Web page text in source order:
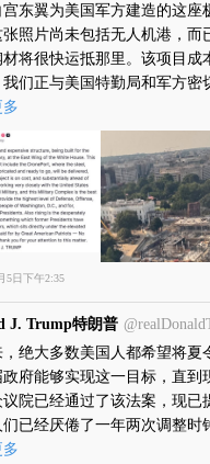
宫东翼为美国军方建造的这座
张照片尚未包括无人机港，而
材将很快运抵那里。该项目成
我们正与美国特勤局和军方密
顶尖中的顶尖！它将为华盛顿
为未来的总统们提供最高水平
时拔地而起的还有那座迫切需
150 年来一直渴望的，它直接
伟大的美国爱国者出资——不
事的关注。
多
5日下午2:35
J. Trump特朗普
，绝大多数美国人都希望将夏
政府能够实现这一目标，直到
议院已经通过了该法案，现已
已经厌倦了一年两次调整时
在某些情况下还代价高昂。对
多